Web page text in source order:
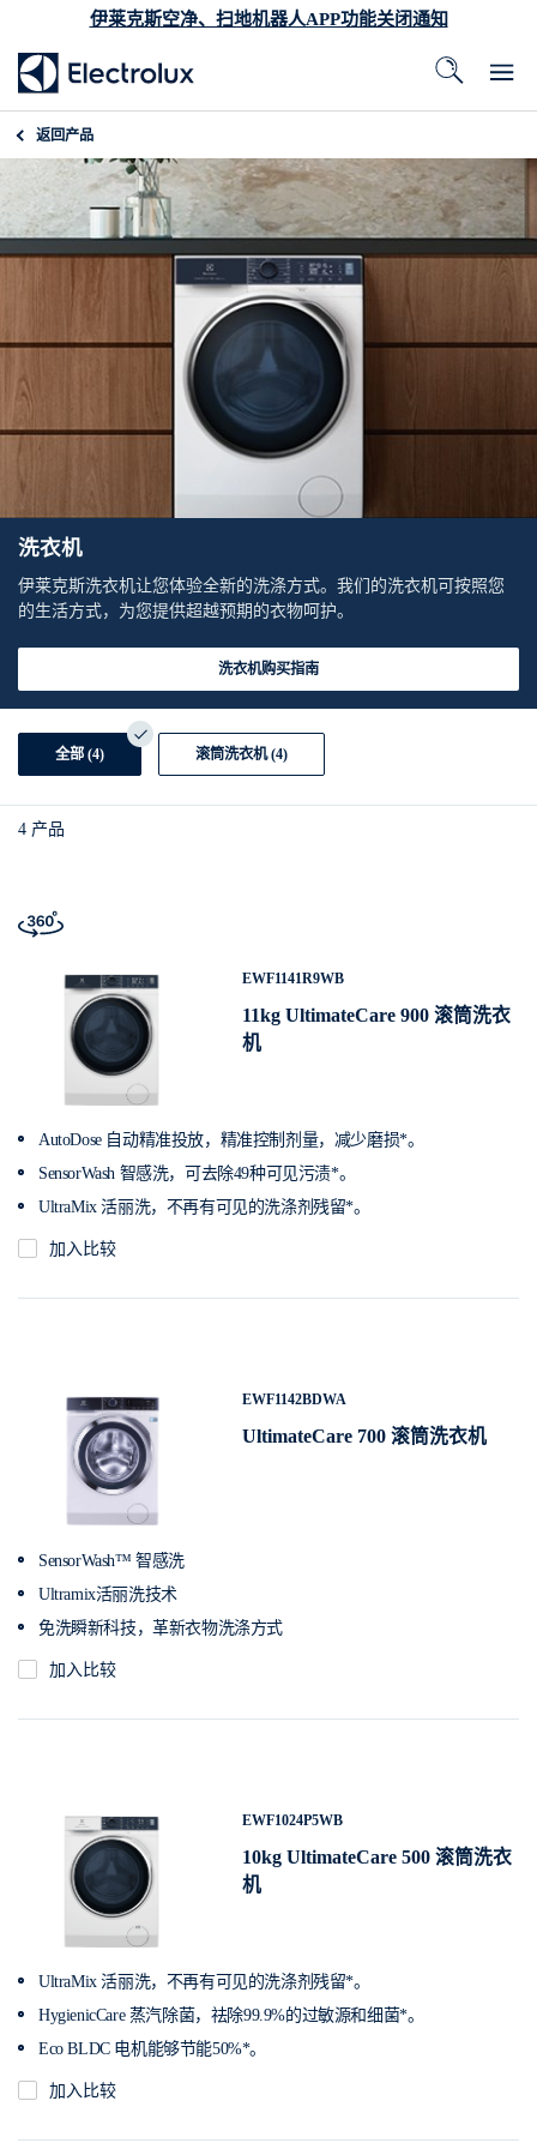
伊莱克斯空净、扫地机器人APP功能关闭通知
返回产品
洗衣机
伊莱克斯洗衣机让您体验全新的洗涤方式。我们的洗衣机可按照您
的生活方式，为您提供超越预期的衣物呵护。
洗衣机购买指南
全部 (4) 滚筒洗衣机 (4)
4 产品
EWF1141R9WB
11kg UltimateCare 900 滚筒洗衣
机
AutoDose 自动精准投放，精准控制剂量，减少磨损*。
SensorWash 智感洗，可去除49种可见污渍*。
UltraMix 活丽洗，不再有可见的洗涤剂残留*。
加入比较
EWF1142BDWA
UltimateCare 700 滚筒洗衣机
SensorWash™ 智感洗
Ultramix活丽洗技术
免洗瞬新科技，革新衣物洗涤方式
加入比较
EWF1024P5WB
10kg UltimateCare 500 滚筒洗衣
机
UltraMix 活丽洗，不再有可见的洗涤剂残留*。
HygienicCare 蒸汽除菌，祛除99.9%的过敏源和细菌*。
Eco BLDC 电机能够节能50%*。
加入比较